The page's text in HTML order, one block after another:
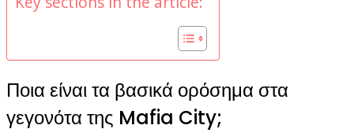
Ποια είναι τα βασικά ορόσημα στα
γεγονότα της Mafia City;